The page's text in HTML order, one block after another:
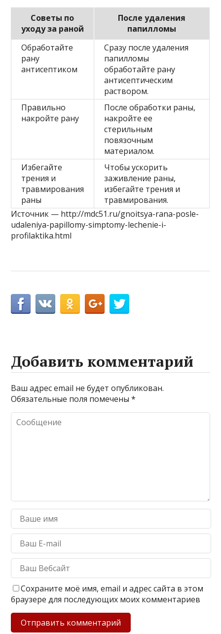
Советы по
уходу за раной
После удаления
папилломы
Обработайте
рану
антисептиком
Сразу после удаления
папилломы
обработайте рану
антисептическим
раствором.
Правильно
накройте рану
После обработки раны,
накройте ее
стерильным
повязочным
материалом.
Избегайте
трения и
травмирования
раны
Чтобы ускорить
заживление раны,
избегайте трения и
травмирования.
Источник — http://mdc51.ru/gnoitsya-rana-posle-
udaleniya-papillomy-simptomy-lechenie-i-
profilaktika.html
Добавить комментарий
Ваш адрес email не будет опубликован.
Обязательные поля помечены*
Сохраните моё имя, email и адрес сайта в этом
браузере для последующих моих комментариев